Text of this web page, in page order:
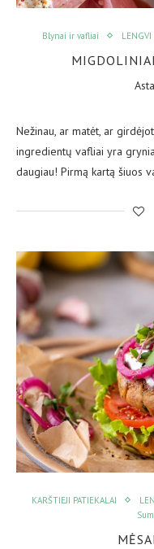
Blynai ir vafliai LENGVI
Asta
Nežinau, ar matėt, ar
ingredientų vafliai yra
daugiau! Pirmą kartą šiuos
KARŠTIEJI PATIEKALAI